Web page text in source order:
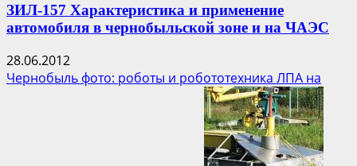
ЗИЛ-157 Характеристика и применение
автомобиля в чернобыльской зоне и на ЧАЭС
28.06.2012
Чернобыль фото: роботы и робототехника ЛПА на